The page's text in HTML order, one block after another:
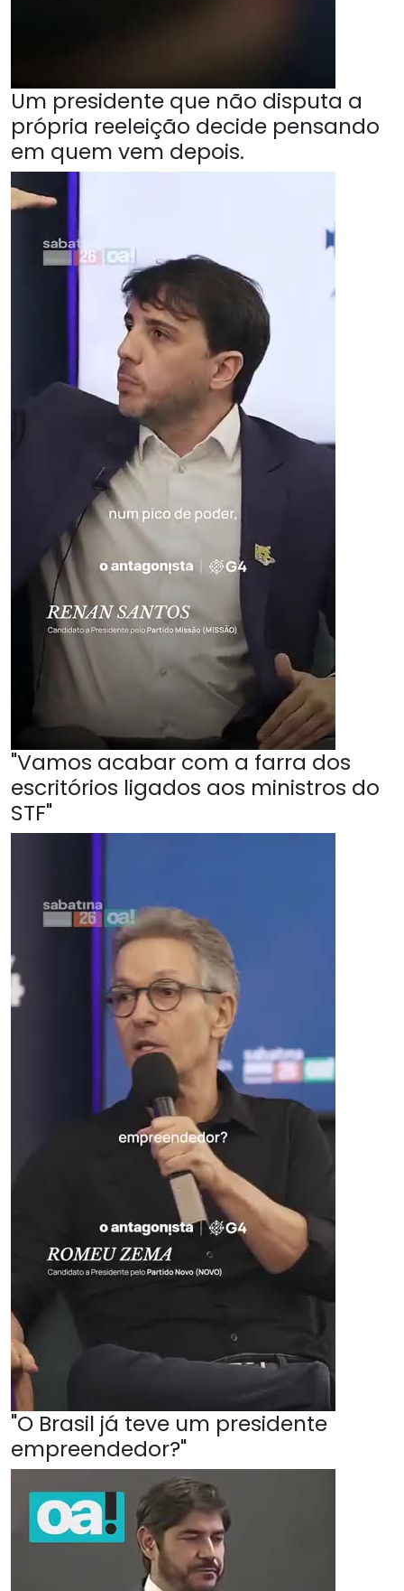
Um presidente que não disputa a
própria reeleição decide pensando
em quem vem depois.
"Vamos acabar com a farra dos
escritórios ligados aos ministros do
STF"
"O Brasil já teve um presidente
empreendedor?"